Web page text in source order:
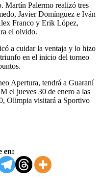
Martín Palermo realizó tres
Javier Domínguez e Iván
Franco y Erik López,
el olvido.
a cuidar la ventaja y lo hizo
en el inicio del torneo
Apertura, tendrá a Guaraní
el jueves 30 de enero a las
Olimpia visitará a Sportivo
en: